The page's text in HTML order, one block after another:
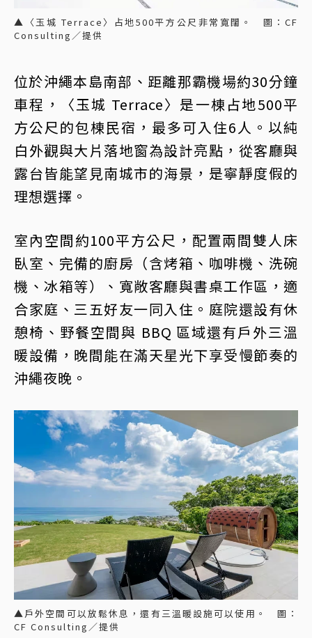
▲〈玉城 Terrace〉占地500平方公尺非常寬闊。 圖：CF
Consulting／提供
位於沖繩本島南部、距離那霸機場約30分鐘
車程，〈玉城 Terrace〉是一棟占地500平
方公尺的包棟民宿，最多可入住6人。以純
白外觀與大片落地窗為設計亮點，從客廳與
露台皆能望見南城市的海景，是寧靜度假的
理想選擇。
室內空間約100平方公尺，配置兩間雙人床
臥室、完備的廚房（含烤箱、咖啡機、洗碗
機、冰箱等）、寬敞客廳與書桌工作區，適
合家庭、三五好友一同入住。庭院還設有休
憩椅、野餐空間與 BBQ 區域還有戶外三溫
暖設備，晚間能在滿天星光下享受慢節奏的
沖繩夜晚。
▲戶外空間可以放鬆休息，還有三溫暖設施可以使用。 圖：
CF Consulting／提供